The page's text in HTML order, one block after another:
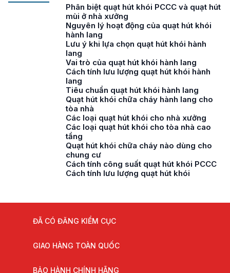
Phân biệt quạt hút khói PCCC và quạt hút
mùi ở nhà xưởng
Nguyên lý hoạt động của quạt hút khói
hành lang
Lưu ý khi lựa chọn quạt hút khói hành
lang
Vai trò của quạt hút khói hành lang
Cách tính lưu lượng quạt hút khói hành
lang
Tiêu chuẩn quạt hút khói hành lang
Quạt hút khói chữa cháy hành lang cho
tòa nhà
Các loại quạt hút khói cho nhà xưởng
Các loại quạt hút khói cho tòa nhà cao
tầng
Quạt hút khói chữa cháy nào dùng cho
chung cư
Cách tính công suất quạt hút khói PCCC
Cách tính lưu lượng quạt hút khói
ĐÃ CÓ ĐĂNG KIỂM CỤC
GIAO HÀNG TOÀN QUỐC
BẢO HÀNH CHÍNH HÃNG